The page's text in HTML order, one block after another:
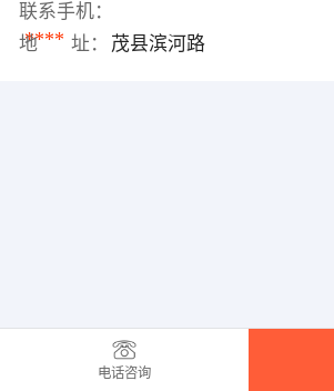
联系手机：
****
地 址： 茂县滨河路
电话咨询